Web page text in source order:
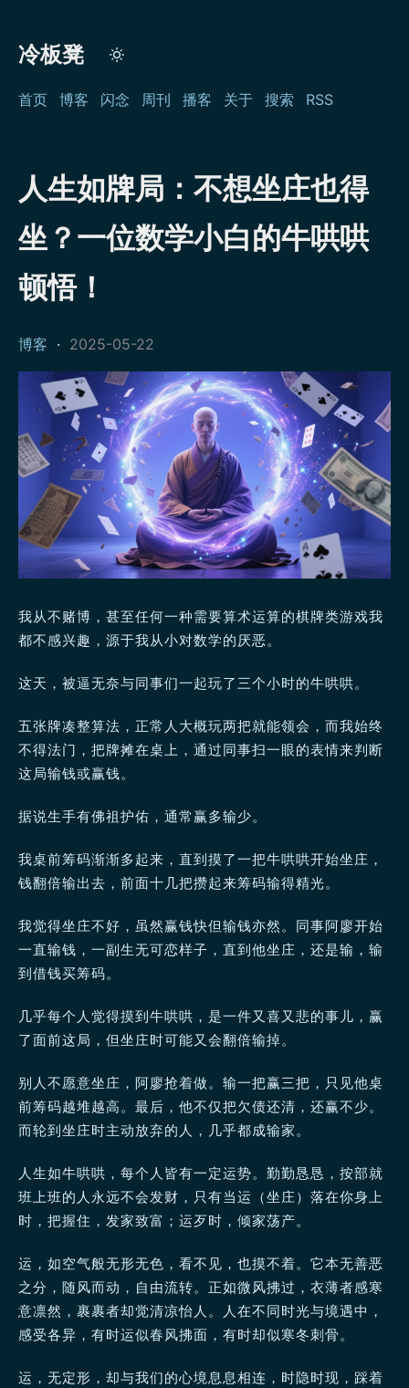
冷板凳
首页 博客 闪念 周刊 播客 关于 搜索 RSS
人生如牌局：不想坐庄也得
坐？一位数学小白的牛哄哄
顿悟！
博客 · 2025-05-22
我从不赌博，甚至任何一种需要算术运算的棋牌类游戏我
都不感兴趣，源于我从小对数学的厌恶。
这天，被逼无奈与同事们一起玩了三个小时的牛哄哄。
五张牌凑整算法，正常人大概玩两把就能领会，而我始终
不得法门，把牌摊在桌上，通过同事扫一眼的表情来判断
这局输钱或赢钱。
据说生手有佛祖护佑，通常赢多输少。
我桌前筹码渐渐多起来，直到摸了一把牛哄哄开始坐庄，
钱翻倍输出去，前面十几把攒起来筹码输得精光。
我觉得坐庄不好，虽然赢钱快但输钱亦然。同事阿廖开始
一直输钱，一副生无可恋样子，直到他坐庄，还是输，输
到借钱买筹码。
几乎每个人觉得摸到牛哄哄，是一件又喜又悲的事儿，赢
了面前这局，但坐庄时可能又会翻倍输掉。
别人不愿意坐庄，阿廖抢着做。输一把赢三把，只见他桌
前筹码越堆越高。最后，他不仅把欠债还清，还赢不少。
而轮到坐庄时主动放弃的人，几乎都成输家。
人生如牛哄哄，每个人皆有一定运势。勤勤恳恳，按部就
班上班的人永远不会发财，只有当运（坐庄）落在你身上
时，把握住，发家致富；运歹时，倾家荡产。
运，如空气般无形无色，看不见，也摸不着。它本无善恶
之分，随风而动，自由流转。正如微风拂过，衣薄者感寒
意凛然，裹裹者却觉清凉怡人。人在不同时光与境遇中，
感受各异，有时运似春风拂面，有时却似寒冬刺骨。
运，无定形，却与我们的心境息息相连，时隐时现，踩着